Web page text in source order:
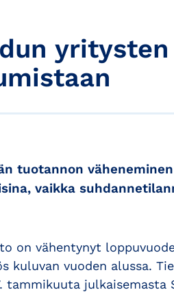
tuotannon
vaikka
on vähentynyt
kuluvan vuoden alussa.
tammikuuta julkaisemasta